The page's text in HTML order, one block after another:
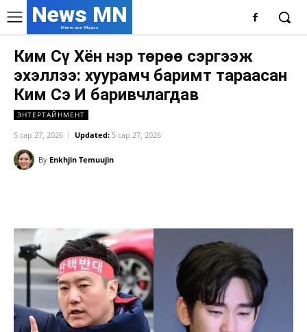
News MN
Монголын Мэдээ
Ким Сү Хён нэр төрөө сэргээж
эхэллээ: хуурамч баримт тараасан
Ким Сэ И баривчлагдав
ЭНТЕРТАЙНМЕНТ
5 сар 27, 2026 Updated: 5 сар 27, 2026
By Enkhjin Temuujin